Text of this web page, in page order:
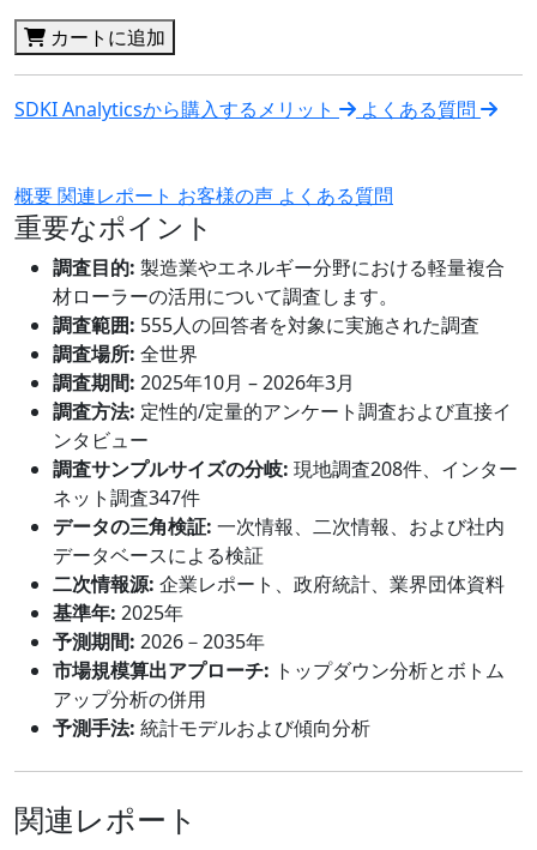
カートに追加
SDKI Analyticsから購入するメリット よくある質問
概要関連レポート お客様の声 よくある質問
重要なポイント
調査目的: 製造業やエネルギー分野における軽量複合
材ローラーの活用について調査します。
調査範囲: 555人の回答者を対象に実施された調査
調査場所: 全世界
調査期間: 2025年10月 – 2026年3月
調査方法: 定性的/定量的アンケート調査および直接イ
ンタビュー
調査サンプルサイズの分岐: 現地調査208件、インター
ネット調査347件
データの三角検証: 一次情報、二次情報、および社内
データベースによる検証
二次情報源: 企業レポート、政府統計、業界団体資料
基準年: 2025年
予測期間: 2026－2035年
市場規模算出アプローチ: トップダウン分析とボトム
アップ分析の併用
予測手法: 統計モデルおよび傾向分析
関連レポート